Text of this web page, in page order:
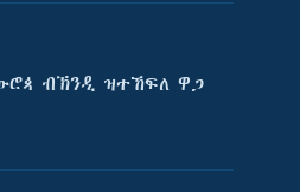
ብኽንዲ ዝተኸፍለ ዋጋ